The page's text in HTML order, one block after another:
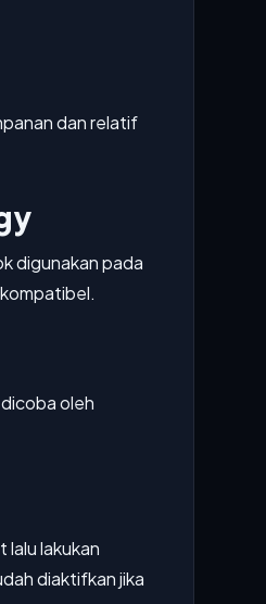
dan relatif
digunakan pada
oleh
lakukan
diaktifkan jika